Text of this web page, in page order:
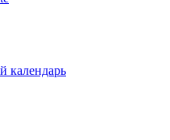
календарь